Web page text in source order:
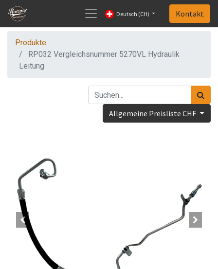
Deutsch (CH) Kontakt
Produkte
RP032 Vergleichsnummer 5270VL Hydraulik
Leitung
Allgemeine Preisliste CHF